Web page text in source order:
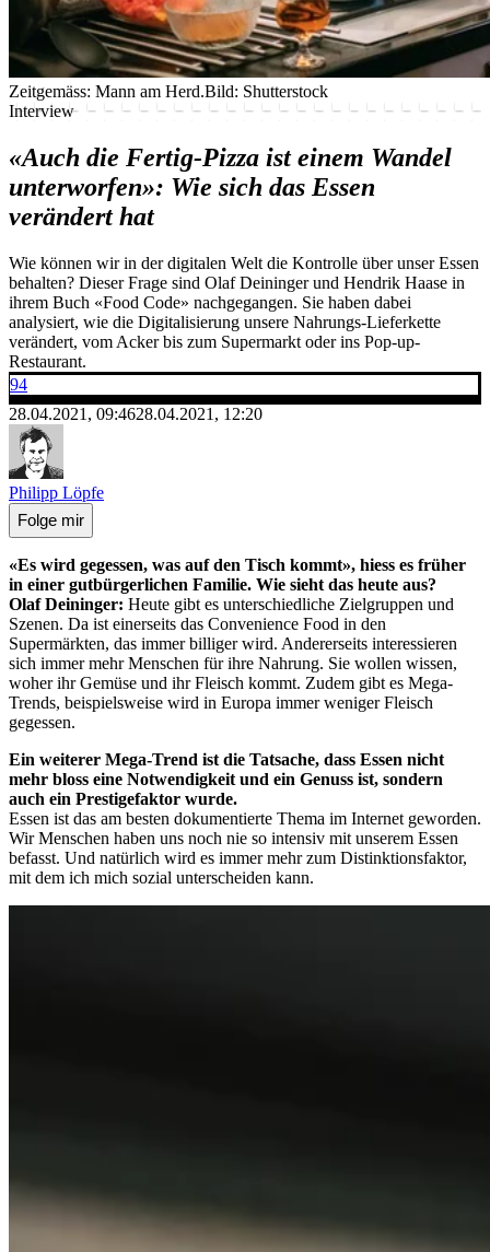
Zeitgemäss: Mann am Herd.Bild: Shutterstock
Interview
«Auch die Fertig-Pizza ist einem Wandel
unterworfen»: Wie sich das Essen
verändert hat
Wie können wir in der digitalen Welt die Kontrolle über unser Essen
behalten? Dieser Frage sind Olaf Deininger und Hendrik Haase in
ihrem Buch «Food Code» nachgegangen. Sie haben dabei
analysiert, wie die Digitalisierung unsere Nahrungs-Lieferkette
verändert, vom Acker bis zum Supermarkt oder ins Pop-up-
Restaurant.
94
28.04.2021, 09:4628.04.2021, 12:20
Philipp Löpfe
Folge mir
«Es wird gegessen, was auf den Tisch kommt», hiess es früher
in einer gutbürgerlichen Familie. Wie sieht das heute aus?
Olaf Deininger: Heute gibt es unterschiedliche Zielgruppen und
Szenen. Da ist einerseits das Convenience Food in den
Supermärkten, das immer billiger wird. Andererseits interessieren
sich immer mehr Menschen für ihre Nahrung. Sie wollen wissen,
woher ihr Gemüse und ihr Fleisch kommt. Zudem gibt es Mega-
Trends, beispielsweise wird in Europa immer weniger Fleisch
gegessen.
Ein weiterer Mega-Trend ist die Tatsache, dass Essen nicht
mehr bloss eine Notwendigkeit und ein Genuss ist, sondern
auch ein Prestigefaktor wurde.
Essen ist das am besten dokumentierte Thema im Internet geworden.
Wir Menschen haben uns noch nie so intensiv mit unserem Essen
befasst. Und natürlich wird es immer mehr zum Distinktionsfaktor,
mit dem ich mich sozial unterscheiden kann.